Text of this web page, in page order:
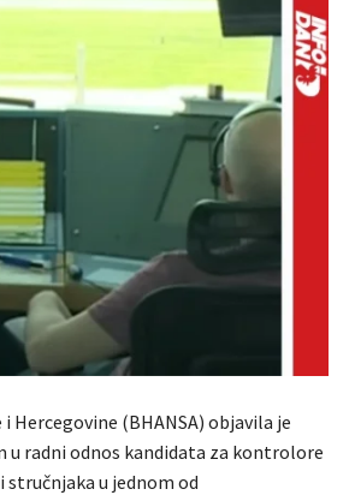
Hercegovine (BHANSA) objavila je
u radni odnos kandidata za kontrolore
u jednom od